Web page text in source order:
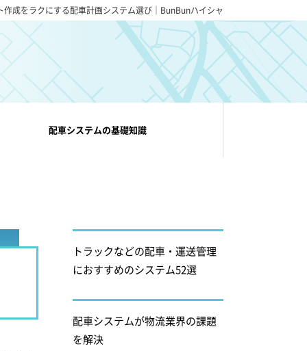
作成をラクにする配車計画システム選び｜BunBunハイシャ
配車システムの基礎知識
トラックなどの配車・運送管理
におすすめのシステム52選
配車システムが物流業界の課題
を解決